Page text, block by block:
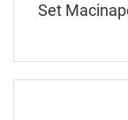
Set